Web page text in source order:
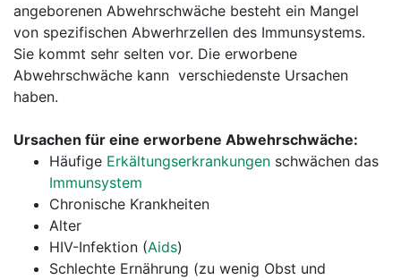
angeborenen Abwehrschwäche besteht ein Mangel
von spezifischen Abwerhrzellen des Immunsystems.
Sie kommt sehr selten vor. Die erworbene
Abwehrschwäche kann verschiedenste Ursachen
haben.
Ursachen für eine erworbene Abwehrschwäche:
Häufige Erkältungserkrankungen schwächen das
Immunsystem
Chronische Krankheiten
Alter
HIV-Infektion (Aids)
Schlechte Ernährung (zu wenig Obst und